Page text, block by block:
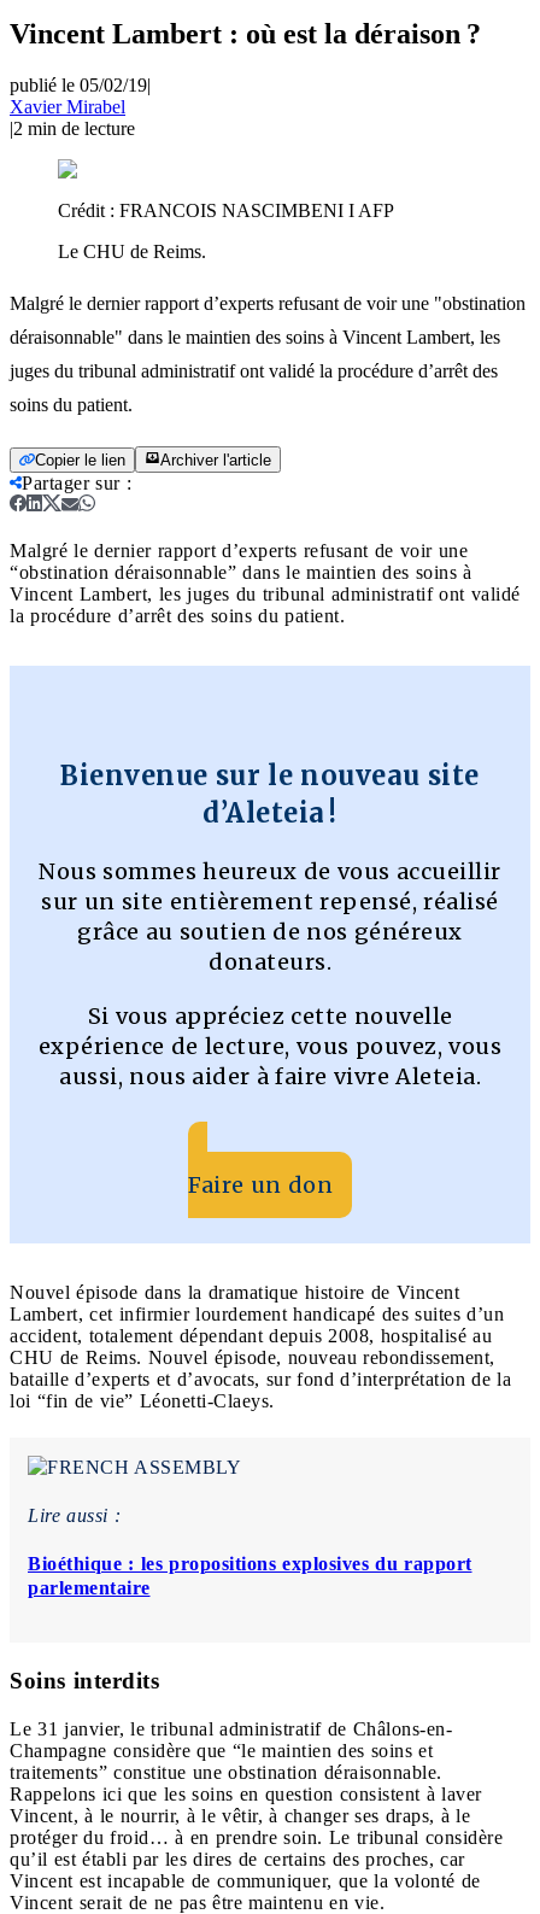
Vincent Lambert : où est la déraison ?
publié le 05/02/19|
Xavier Mirabel
|2 min de lecture
Crédit : FRANCOIS NASCIMBENI I AFP
Le CHU de Reims.
Malgré le dernier rapport d’experts refusant de voir une "obstination
déraisonnable" dans le maintien des soins à Vincent Lambert, les
juges du tribunal administratif ont validé la procédure d’arrêt des
soins du patient.
Copier le lien Archiver l'article
Partager sur:
Malgré le dernier rapport d’experts refusant de voir une
“obstination déraisonnable” dans le maintien des soins à
Vincent Lambert, les juges du tribunal administratif ont validé
la procédure d’arrêt des soins du patient.
Bienvenue sur le nouveau site
d’Aleteia !
Nous sommes heureux de vous accueillir
sur un site entièrement repensé, réalisé
grâce au soutien de nos généreux
donateurs.
Si vous appréciez cette nouvelle
expérience de lecture, vous pouvez, vous
aussi, nous aider à faire vivre Aleteia.
Faire un don
Nouvel épisode dans la dramatique histoire de Vincent
Lambert, cet infirmier lourdement handicapé des suites d’un
accident, totalement dépendant depuis 2008, hospitalisé au
CHU de Reims. Nouvel épisode, nouveau rebondissement,
bataille d’experts et d’avocats, sur fond d’interprétation de la
loi “fin de vie” Léonetti-Claeys.
Lire aussi :
Bioéthique : les propositions explosives du rapport
parlementaire
Soins interdits
Le 31 janvier, le tribunal administratif de Châlons-en-
Champagne considère que “le maintien des soins et
traitements” constitue une obstination déraisonnable.
Rappelons ici que les soins en question consistent à laver
Vincent, à le nourrir, à le vêtir, à changer ses draps, à le
protéger du froid… à en prendre soin. Le tribunal considère
qu’il est établi par les dires de certains des proches, car
Vincent est incapable de communiquer, que la volonté de
Vincent serait de ne pas être maintenu en vie.